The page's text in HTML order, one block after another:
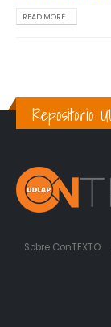
READ MORE...
Repositorio
Sobre ConTEXTO